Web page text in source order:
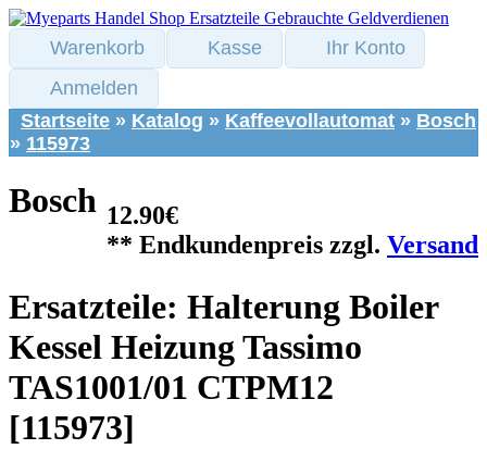
Warenkorb Kasse
Ihr Konto
Anmelden
Startseite » Katalog » Kaffeevollautomat » Bosch
» 115973
12.90€
** Endkundenpreis zzgl. Versand
Bosch
Ersatzteile: Halterung Boiler
Kessel Heizung Tassimo
TAS1001/01 CTPM12
[115973]